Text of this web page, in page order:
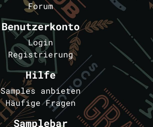
Forum
Benutzerkonto
Login
Registrierung
Hilfe
Samples anbieten
Häufige Fragen
Samplebar